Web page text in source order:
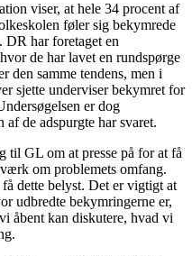
viser, at hele 34 procent af
føler sig bekymrede
DR har foretaget en
de har lavet en rundspørge
den samme tendens, men i
sjette underviser bekymret for
er dog
de adspurgte har svaret.
til GL om at presse på for at få
om problemets omfang.
dette belyst. Det er vigtigt at
udbredte bekymringerne er,
åbent kan diskutere, hvad vi